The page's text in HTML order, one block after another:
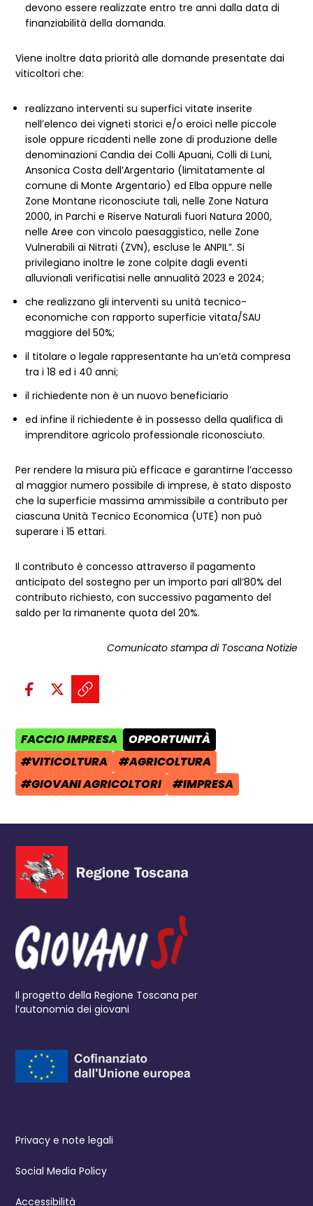
devono essere realizzate entro tre anni dalla data di
finanziabilità della domanda.
Viene inoltre data priorità alle domande presentate dai
viticoltori che:
realizzano interventi su superfici vitate inserite
nell’elenco dei vigneti storici e/o eroici nelle piccole
isole oppure ricadenti nelle zone di produzione delle
denominazioni Candia dei Colli Apuani, Colli di Luni,
Ansonica Costa dell’Argentario (limitatamente al
comune di Monte Argentario) ed Elba oppure nelle
Zone Montane riconosciute tali, nelle Zone Natura
2000, in Parchi e Riserve Naturali fuori Natura 2000,
nelle Aree con vincolo paesaggistico, nelle Zone
Vulnerabili ai Nitrati (ZVN), escluse le ANPIL”. Si
privilegiano inoltre le zone colpite dagli eventi
alluvionali verificatisi nelle annualità 2023 e 2024;
che realizzano gli interventi su unità tecnico-
economiche con rapporto superficie vitata/SAU
maggiore del 50%;
il titolare o legale rappresentante ha un’età compresa
tra i 18 ed i 40 anni;
il richiedente non è un nuovo beneficiario
ed infine il richiedente è in possesso della qualifica di
imprenditore agricolo professionale riconosciuto.
Per rendere la misura più efficace e garantirne l’accesso
al maggior numero possibile di imprese, è stato disposto
che la superficie massima ammissibile a contributo per
ciascuna Unità Tecnico Economica (UTE) non può
superare i 15 ettari.
Il contributo è concesso attraverso il pagamento
anticipato del sostegno per un importo pari all’80% del
contributo richiesto, con successivo pagamento del
saldo per la rimanente quota del 20%.
Comunicato stampa di Toscana Notizie
Condividi sui social:
Condividi su Facebook - apre
Condividi su X - apre una
Copia il link e condividi -
AREA TEMATICA:
FACCIO IMPRESA CATEGORIA POST:
OPPORTUNITÀ
TAG:
#VITICOLTURA TAG:
#AGRICOLTURA
TAG:
#GIOVANI AGRICOLTORI TAG:
#IMPRESA
Il progetto della Regione Toscana per
l’autonomia dei giovani
Privacy e note legali
Social Media Policy
Accessibilità